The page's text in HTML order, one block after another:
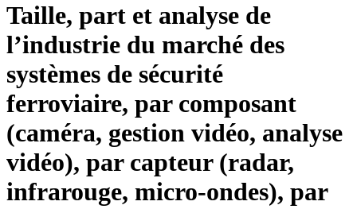
Taille, part et analyse de
l’industrie du marché des
systèmes de sécurité
ferroviaire, par composant
(caméra, gestion vidéo, analyse
vidéo), par capteur (radar,
infrarouge, micro-ondes), par